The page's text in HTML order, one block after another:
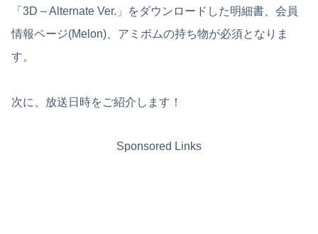
「3D – Alternate Ver.」をダウンロードした明細書、会員
情報ページ(Melon)、アミボムの持ち物が必須となりま
す。
次に、放送日時をご紹介します！
Sponsored Links